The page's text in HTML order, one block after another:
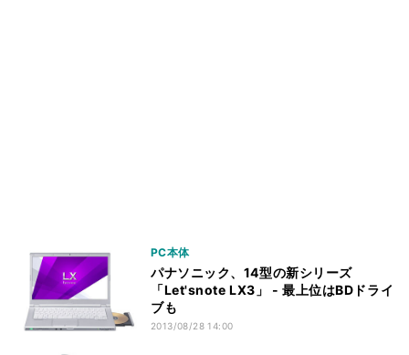
PC本体
パナソニック、14型の新シリーズ
「Let'snote LX3」 - 最上位はBDドライ
ブも
2013/08/28 14:00